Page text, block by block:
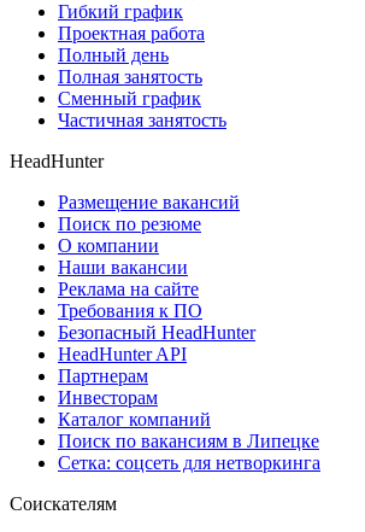
Гибкий график
Проектная работа
Полный день
Полная занятость
Сменный график
Частичная занятость
HeadHunter
Размещение вакансий
Поиск по резюме
О компании
Наши вакансии
Реклама на сайте
Требования к ПО
Безопасный HeadHunter
HeadHunter API
Партнерам
Инвесторам
Каталог компаний
Поиск по вакансиям в Липецке
Сетка: соцсеть для нетворкинга
Соискателям